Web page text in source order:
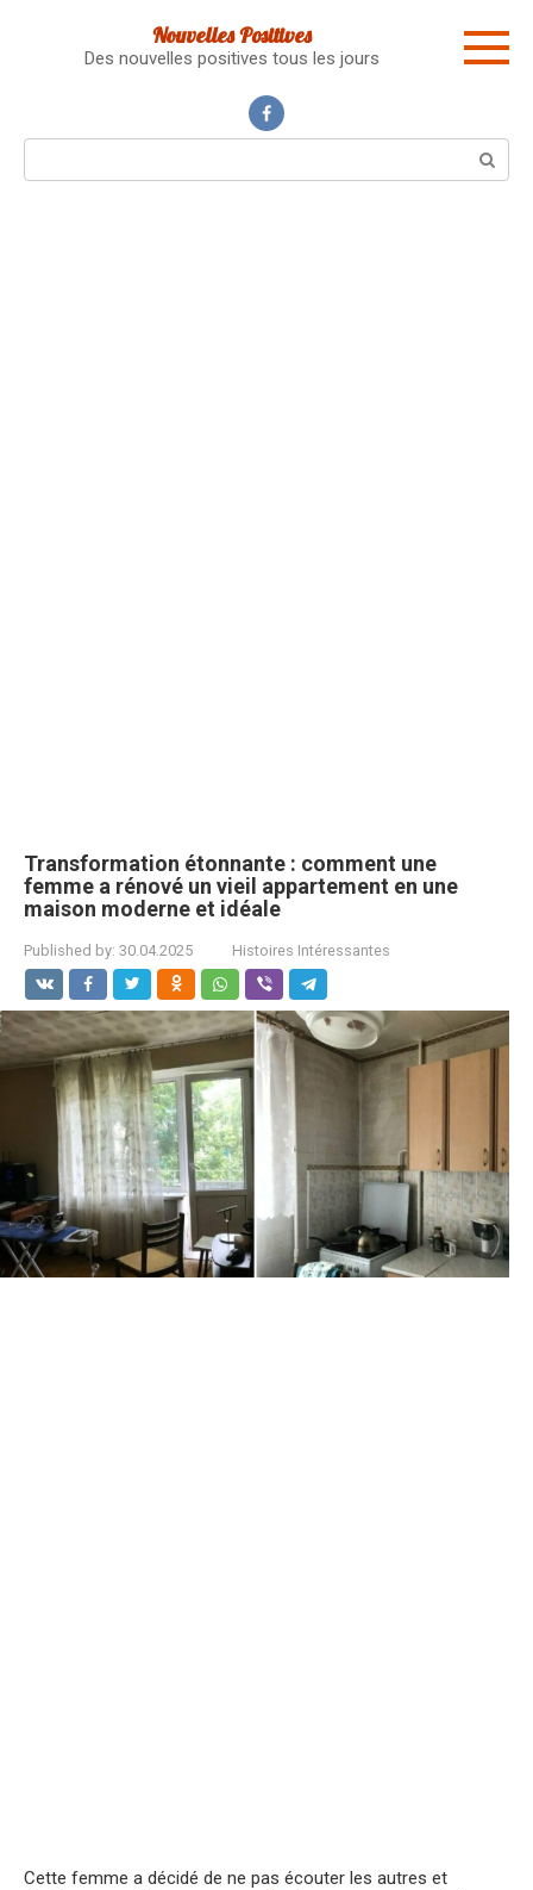
Nouvelles Positives
Des nouvelles positives tous les jours
Transformation étonnante : comment une
femme a rénové un vieil appartement en une
maison moderne et idéale
Published by: 30.04.2025 Histoires Intéressantes
Cette femme a décidé de ne pas écouter les autres et